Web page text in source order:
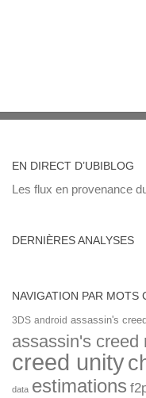
EN DIRECT D’UBIBLOG
Les flux en provenance
DERNIÈRES ANALYSES
NAVIGATION PAR MOTS
3DS android assassin's creed
assassin's creed
creed unity
data estimations